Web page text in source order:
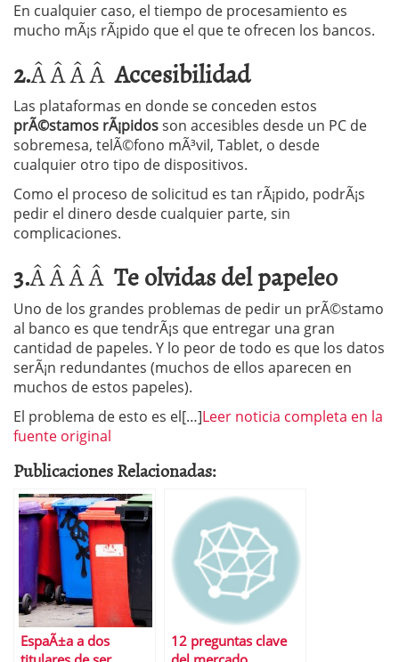
En cualquier caso, el tiempo de procesamiento es
mucho mÃ¡s rÃ¡pido que el que te ofrecen los bancos.
2.Â Â Â ÂAccesibilidad
Las plataformas en donde se conceden estos
prÃ©stamos rÃ¡pidosson accesibles desde un PC de
sobremesa, telÃ©fono mÃ³vil, Tablet, o desde
cualquier otro tipo de dispositivos.
Como el proceso de solicitud es tan rÃ¡pido, podrÃ¡s
pedir el dinero desde cualquier parte, sin
complicaciones.
3.Â Â Â Â Te olvidas del papeleo
Uno de los grandes problemas de pedir un prÃ©stamo
al banco es que tendrÃ¡s que entregar una gran
cantidad de papeles. Y lo peor de todo es que los datos
serÃ¡n redundantes (muchos de ellos aparecen en
muchos de estos papeles).
El problema de esto es el[…]Leer noticia completa en la
fuente original
Publicaciones Relacionadas:
EspaÃ±a a dos
12 preguntas clave